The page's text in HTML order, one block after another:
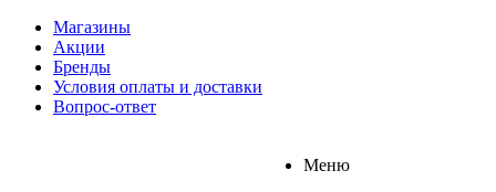
Магазины
Акции
Бренды
Условия оплаты и доставки
Вопрос-ответ
Меню